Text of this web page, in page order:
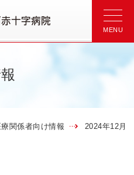
療関係者向け情報 2024年12月